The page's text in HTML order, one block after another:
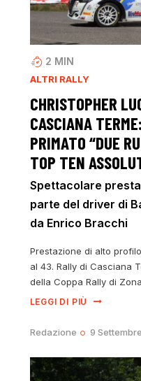
2 MIN
ALTRI RALLY
CHRISTOPHER
CASCIANA
PRIMATO “DUE
TOP TEN
Spettacolare
parte del driver di
da Enrico Bracchi
Prestazione di alto
al 43. Rally di Casciana
della Coppa Rally di
LEGGI DI PIÙ
Redazione 9